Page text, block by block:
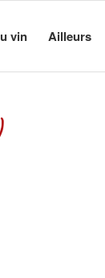
vin Ailleurs